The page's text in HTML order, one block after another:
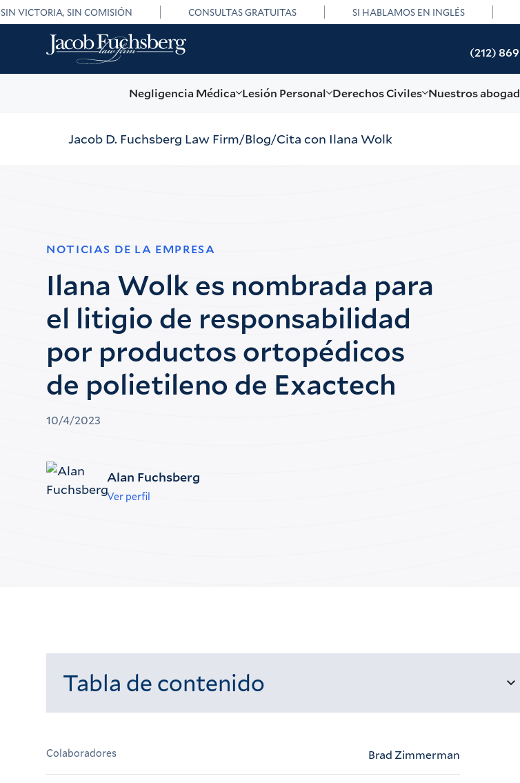
SIN VICTORIA, SIN COMISIÓN CONSULTAS GRATUITAS SI HABLAMOS EN INGLÉS
(212)
Negligencia Médica Lesión Personal Derechos Civiles Nuestros
Jacob D. Fuchsberg Law Firm Blog Cita con Ilana Wolk
NOTICIAS DE LA EMPRESA
Ilana Wolk es nombrada para
el litigio de responsabilidad
por productos ortopédicos
de polietileno de Exactech
10/4/2023
Alan Fuchsberg
Ver perfil
Tabla de contenido
Colaboradores Brad Zimmerman